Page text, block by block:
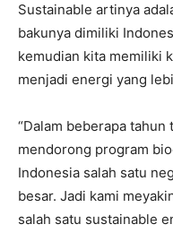
Sustainable artinya
bakunya dimiliki
kemudian kita memiliki
menjadi energi yang
“Dalam beberapa
mendorong program
Indonesia salah satu
besar. Jadi kami
salah satu sustainable